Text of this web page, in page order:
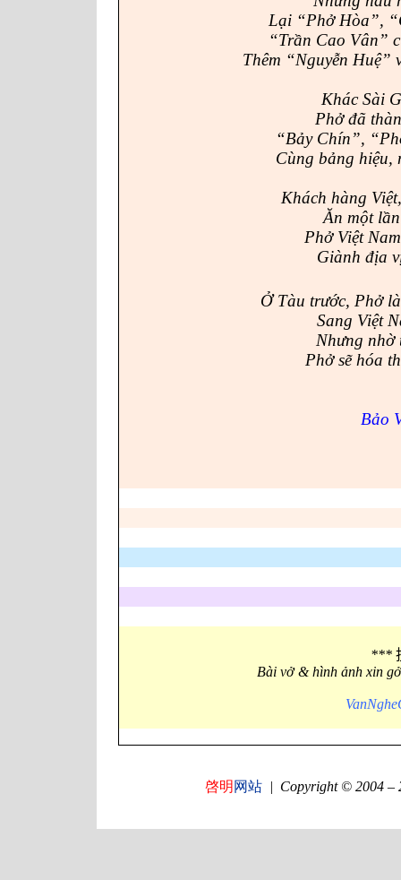
Lại “Phở Hòa”,
“Trần Cao Vân”
Thêm “Nguyễn
Khác Sài
Phở đã
“Bảy Chín”,
Cùng bảng hiệu,
Khách hàng
Ăn một
Phở Việt
Giành địa
Ở Tàu trước, Phở
Sang Việt
Nhưng nhờ
Phở sẽ hóa
Bảo
***
Bài vở & hình ảnh xin
啓明 网站 | Copyright © 2004 –